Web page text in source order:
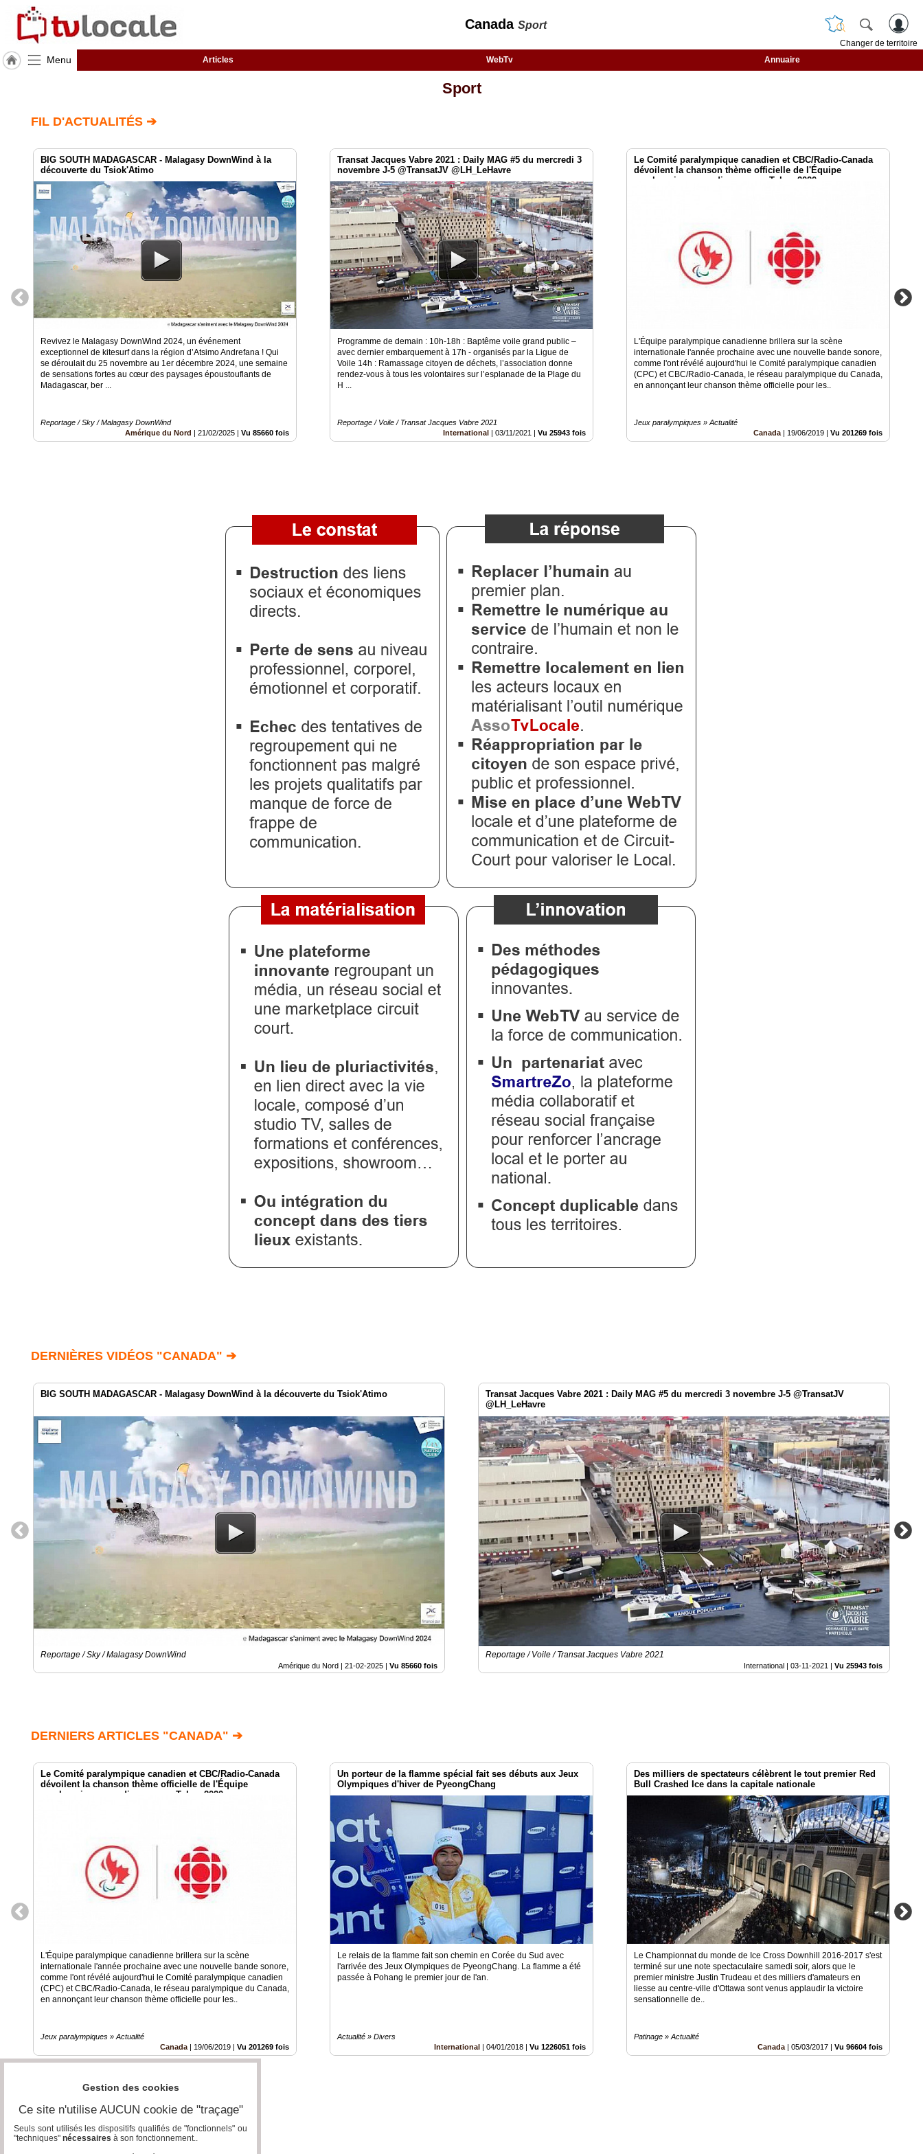
Canada Sport
Changer de territoire
Menu Articles WebTv Annuaire
RUBRIQUES
Gazette
annuaire
Sport
FIL D'ACTUALITÉS ➔
BIG SOUTH MADAGASCAR - Malagasy DownWind à la
découverte du Tsiok'Atimo
Revivez le Malagasy DownWind 2024, un événement
exceptionnel de kitesurf dans la région d’Atsimo Andrefana ! Qui
se déroulait du 25 novembre au 1er décembre 2024, une semaine
de sensations fortes au cœur des paysages époustouflants de
Madagascar, ber ...
Reportage / Sky / Malagasy DownWind
Amérique du Nord | 21/02/2025 | Vu 85660 fois
Transat Jacques Vabre 2021 : Daily MAG #5 du mercredi 3
novembre J-5 @TransatJV @LH_LeHavre
Programme de demain : 10h-18h : Baptême voile grand public –
avec dernier embarquement à 17h - organisés par la Ligue de
Voile 14h : Ramassage citoyen de déchets, l’association donne
rendez-vous à tous les volontaires sur l’esplanade de la Plage du
H ...
Reportage / Voile / Transat Jacques Vabre 2021
International | 03/11/2021 | Vu 25943 fois
Le Comité paralympique canadien et CBC/Radio-Canada
dévoilent la chanson thème officielle de l'Équipe
paralympique canadienne pour Tokyo 2020
L'Équipe paralympique canadienne brillera sur la scène
internationale l'année prochaine avec une nouvelle bande sonore,
comme l'ont révélé aujourd'hui le Comité paralympique canadien
(CPC) et CBC/Radio-Canada, le réseau paralympique du Canada,
en annonçant leur chanson thème officielle pour les..
Jeux paralympiques » Actualité
Canada | 19/06/2019 | Vu 201269 fois
DERNIÈRES VIDÉOS "CANADA" ➔
BIG SOUTH MADAGASCAR - Malagasy DownWind à la découverte du Tsiok'Atimo
Reportage / Sky / Malagasy DownWind
Amérique du Nord | 21-02-2025 Vu 85660 fois
Transat Jacques Vabre 2021 : Daily MAG #5 du mercredi 3 novembre J-5 @TransatJV
@LH_LeHavre
Reportage / Voile / Transat Jacques Vabre 2021
International | 03-11-2021 Vu 25943 fois
DERNIERS ARTICLES "CANADA" ➔
Le Comité paralympique canadien et CBC/Radio-Canada
dévoilent la chanson thème officielle de l'Équipe
paralympique canadienne pour Tokyo 2020
L'Équipe paralympique canadienne brillera sur la scène
internationale l'année prochaine avec une nouvelle bande sonore,
comme l'ont révélé aujourd'hui le Comité paralympique canadien
(CPC) et CBC/Radio-Canada, le réseau paralympique du Canada,
en annonçant leur chanson thème officielle pour les..
Jeux paralympiques » Actualité
Canada
19/06/2019 Vu 201269 fois
Un porteur de la flamme spécial fait ses débuts aux Jeux
Olympiques d'hiver de PyeongChang
Le relais de la flamme fait son chemin en Corée du Sud avec
l'arrivée des Jeux Olympiques de PyeongChang. La flamme a été
passée à Pohang le premier jour de l'an.
Actualité » Divers
International
04/01/2018 Vu 1226051 fois
Des milliers de spectateurs célèbrent le tout premier Red
Bull Crashed Ice dans la capitale nationale
Le Championnat du monde de Ice Cross Downhill 2016-2017 s'est
terminé sur une note spectaculaire samedi soir, alors que le
premier ministre Justin Trudeau et des milliers d'amateurs en
liesse au centre-ville d'Ottawa sont venus applaudir la victoire
sensationnelle de..
Patinage » Actualité
Canada
05/03/2017 Vu 96604 fois
Gestion des cookies
Ce site n'utilise AUCUN cookie de "traçage"
Seuls sont utilisés les dispositifs qualifiés de "fonctionnels" ou
"techniques" nécessaires à son fonctionnement..